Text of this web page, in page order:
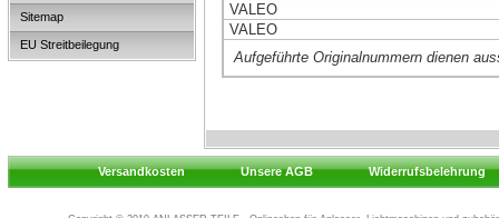
Sitemap
EU Streitbeilegung
Aufgeführte Originalnummern dienen
VALEO
VALEO
Versandkosten Unsere AGB Widerrufsbelehrung